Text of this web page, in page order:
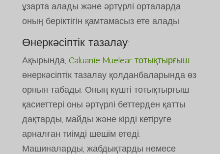
ұзарта алады және әртүрлі орталарда
оның беріктігін қамтамасыз ете алады.
Өнеркәсіптік тазалау:
Ақырында, Caluanie Muelear тотықтырғыш
өнеркәсіптік тазалау қолданбаларында өз
орнын табады. Оның күшті тотықтырғыш
қасиеттері оны әртүрлі беттерден қатты
дақтарды, майды және кірді кетіруге
арналған тиімді шешім етеді.
Машиналарды, жабдықтарды немесе